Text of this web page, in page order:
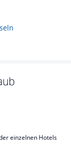
einzelnen Hotels